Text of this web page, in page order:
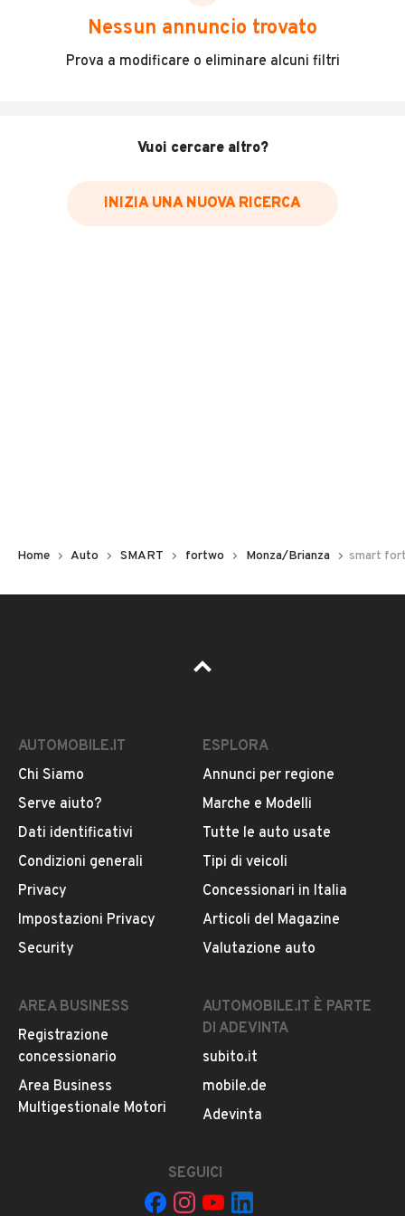
scegliere in modo trasparente e sicuro, come:
Incidenti in cui è stato coinvolto il veicolo
Data e luogo delle revisioni effettuate
Inserisci il numero di targa per verificare la disponibilità
Pubblicità
DESCRIZIONE
ID DMS : U-28445
Le immagini pubblicate sono a scopo illustrativo. Le
omologazione anti inquinamento ed i colori possono
differire leggermente da quanto rappresentato. In
nessun caso i prezzi pubblicati su questo sito
rappresentano un impegno contrattuale. Annuncio
pubblicitario con finalità promozionale
Il prezzo esposto non comprende passaggio di proprietà
LEGGI TUTTO
INFORMAZIONI VEICOLO
Nessun annuncio trovato
Prova a modificare o eliminare alcuni filtri
Vuoi cercare altro?
INIZIA UNA NUOVA RICERCA
Home Auto SMART fortwo Monza/Brianza smart
AUTOMOBILE.IT
Chi Siamo
Serve aiuto?
Dati identificativi
Condizioni generali
Privacy
Impostazioni Privacy
Security
ESPLORA
Annunci per regione
Marche e Modelli
Tutte le auto usate
Tipi di veicoli
Concessionari in Italia
Articoli del Magazine
Valutazione auto
AREA BUSINESS
Registrazione
concessionario
Area Business
Multigestionale Motori
AUTOMOBILE.IT È PARTE
DI ADEVINTA
subito.it
mobile.de
Adevinta
SEGUICI